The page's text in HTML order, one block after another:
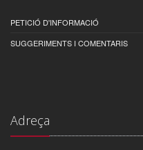
PETICIÓ D'INFORMACIÓ
SUGGERIMENTS I COMENTARIS
Adreça